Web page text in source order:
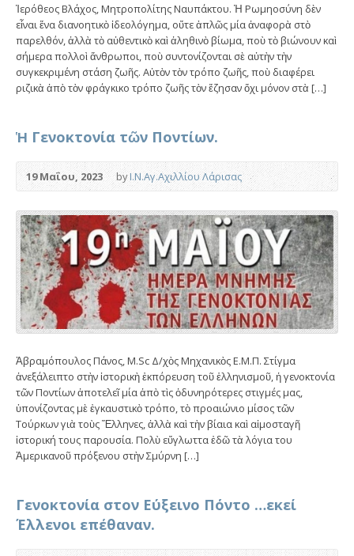
Ἱερόθεος Βλάχος, Μητροπολίτης Ναυπάκτου. Ἡ Ρωμηοσύνη δὲν
εἶναι ἕνα διανοητικὸ ἰδεολόγημα, οὔτε ἁπλῶς μία ἀναφορὰ στὸ
παρελθόν, ἀλλὰ τὸ αὐθεντικὸ καὶ ἀληθινὸ βίωμα, ποὺ τὸ βιώνουν καὶ
σήμερα πολλοὶ ἄνθρωποι, ποὺ συντονίζονται σὲ αὐτὴν τὴν
συγκεκριμένη στάση ζωῆς. Αὐτὸν τὸν τρόπο ζωῆς, ποὺ διαφέρει
ριζικὰ ἀπὸ τὸν φράγκικο τρόπο ζωῆς τὸν ἔζησαν ὄχι μόνον στὰ […]
Ἡ Γενοκτονία τῶν Ποντίων.
19 Μαΐου, 2023 byΙ.Ν.Αγ.Αχιλλίου Λάρισας
Ἀβραμόπουλος Πάνος, M.Sc Δ/χὸς Μηχανικὸς Ε.Μ.Π. Στίγμα
ἀνεξάλειπτο στὴν ἱστορικὴ ἐκπόρευση τοῦ ἑλληνισμοῦ, ἡ γενοκτονία
τῶν Ποντίων ἀποτελεῖ μία ἀπὸ τὶς ὀδυνηρότερες στιγμές μας,
ὑπονίζοντας μὲ ἐγκαυστικὸ τρόπο, τὸ προαιώνιο μίσος τῶν
Τούρκων γιὰ τοὺς Ἕλληνες, ἀλλὰ καὶ τὴν βίαια καὶ αἱμοσταγῆ
ἱστορική τους παρουσία. Πολὺ εὔγλωττα ἐδῶ τὰ λόγια του
Ἀμερικανοῦ πρόξενου στὴν Σμύρνη […]
Γενοκτονία στον Εύξεινο Πόντο …εκεί
Έλλενοι επέθαναν.